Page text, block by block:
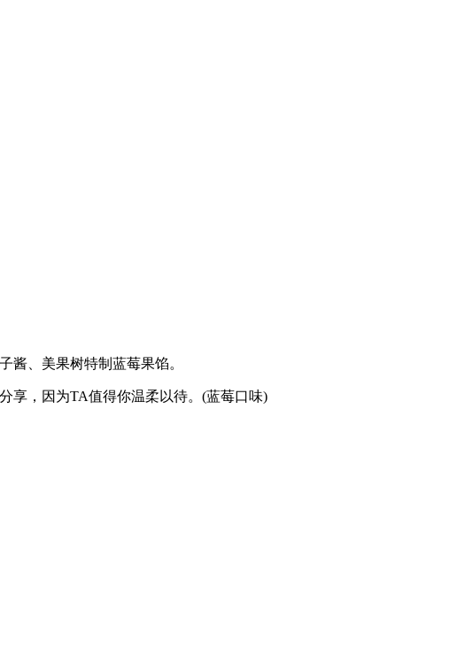
酱、美果树特制蓝莓果馅。
享，因为TA值得你温柔以待。(蓝莓口味)